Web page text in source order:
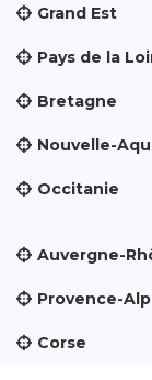
Grand Est
Pays de la
Bretagne
Nouvelle-
Occitanie
Auvergne-
Provence-
Corse